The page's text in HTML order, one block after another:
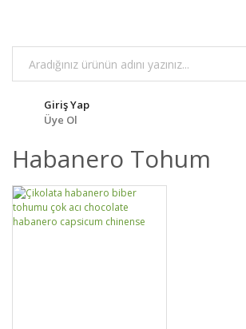
Giriş Yap
Üye Ol
Habanero Tohum